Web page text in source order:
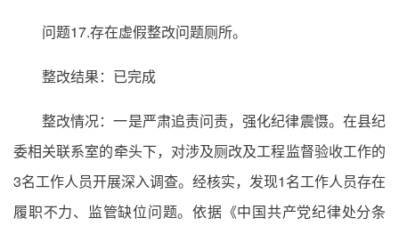
问题17.存在虚假整改问题厕所。
整改结果：已完成
整改情况：一是严肃追责问责，强化纪律震慑。在县纪
委相关联系室的牵头下，对涉及厕改及工程监督验收工作的
3名工作人员开展深入调查。经核实，发现1名工作人员存在
履职不力、监管缺位问题。依据《中国共产党纪律处分条